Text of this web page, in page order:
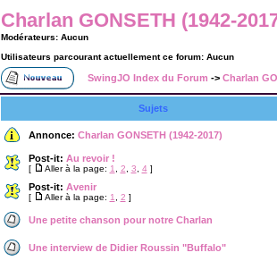
Charlan GONSETH (1942-
Modérateurs: Aucun
Utilisateurs parcourant actuellement ce forum: Aucun
SwingJO Index du Forum -> Charlan
Sujets
Annonce: Charlan GONSETH (1942-2017)
Post-it: Au revoir !
[ Aller à la page: 1 2 3 4]
Post-it: Avenir
[ Aller à la page: 1 2 ]
Une petite chanson pour notre Charlan
Une interview de Didier Roussin "Buffalo"